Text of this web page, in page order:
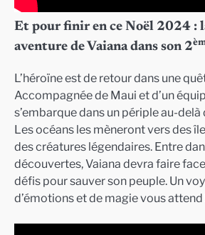
Et pour finir en ce Noël 2024 :
aventure de Vaiana dans son 2
L’héroïne est de retour dans une
Accompagnée de Maui et d’un
s’embarque dans un périple au-
Les océans les mèneront vers des
des créatures légendaires. Entre
découvertes, Vaiana devra faire
défis pour sauver son peuple. Un
d’émotions et de magie vous attend